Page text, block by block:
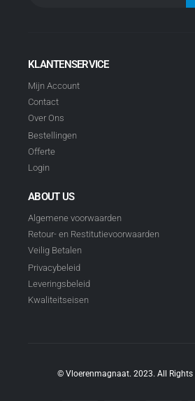
KLANTENSERVICE
Mijn Account
Contact
Over Ons
Bestellingen
Offerte
Login
ABOUT US
Algemene voorwaarden
Retour- en Restitutievoorwaarden
Veilig Betalen
Privacybeleid
Leveringsbeleid
Kwaliteitseisen
© Vloerenmagnaat. 2023. All Rights